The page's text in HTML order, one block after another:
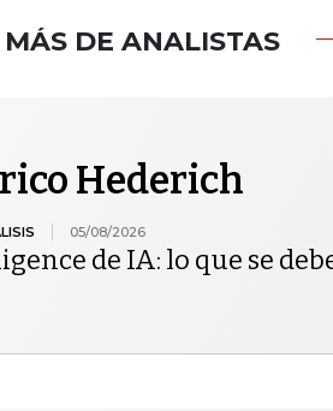
MÁS DE ANALISTAS
Hederich
05/08/2026
de IA: lo que se